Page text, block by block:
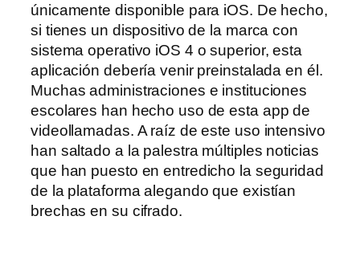
únicamente disponible para iOS. De hecho,
si tienes un dispositivo de la marca con
sistema operativo iOS 4 o superior, esta
aplicación debería venir preinstalada en él.
Muchas administraciones e instituciones
escolares han hecho uso de esta app de
videollamadas. A raíz de este uso intensivo
han saltado a la palestra múltiples noticias
que han puesto en entredicho la seguridad
de la plataforma alegando que existían
brechas en su cifrado.